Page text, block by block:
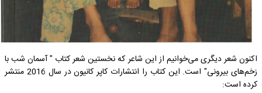
اکنون شعر دیگری می‌خوانیم از این شاعر که نخستین شعر کتاب " آسمان شب با
زخم‌های بیرونی" است. این کتاب را انتشارات کاپر کانیون در سال 2016 منتشر
کرده است: